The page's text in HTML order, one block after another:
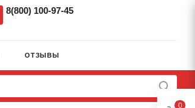
8(800) 100-97-45
ОТЗЫВЫ
0